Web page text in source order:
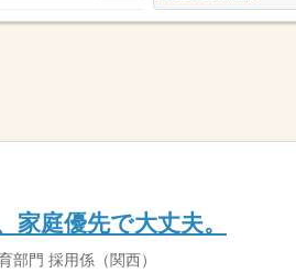
庭優先で大丈夫。
部門 採用係（関西）